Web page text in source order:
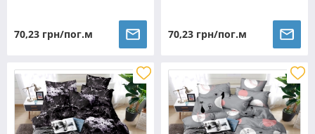
70,23 грн/пог.м 70,23 грн/пог.м